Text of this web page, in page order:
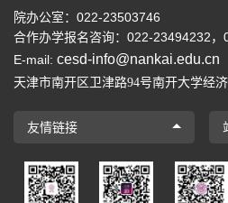
院办公室：022-23503746
合作办学报名咨询： 022-23494232，
E-mail: cesd-info@nankai.edu.cn
天津市南开区卫津路94号南开大学经
友情链接